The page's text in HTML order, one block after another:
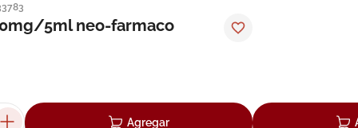
5ml neo-farmaco
Agregar